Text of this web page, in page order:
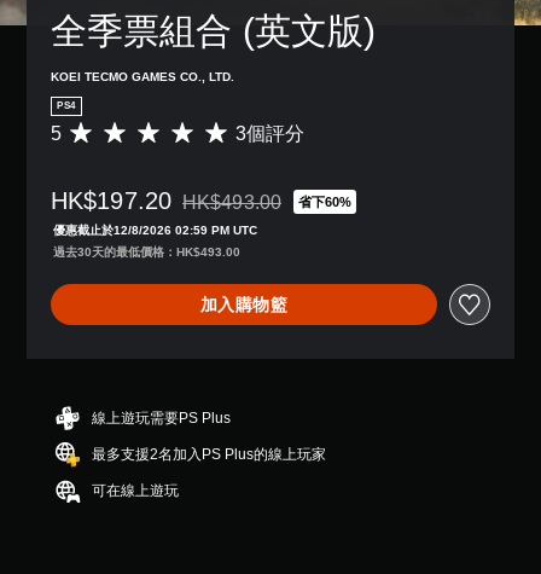
全季票組合 (英文版)
KOEI TECMO GAMES CO., LTD.
PS4
平
分
為
5
星
（
滿
星
）
，
共
5 3個評分
HK$197.20 折扣前原價為HK$493.00
HK$493.00 省下60%
優惠截止於12/8/2026 02:59 PM UTC
過去30天的最低價格：HK$493.00
加入購物籃
線上遊玩需要PS Plus
最多支援2名加入PS Plus的線上玩家
可在線上遊玩